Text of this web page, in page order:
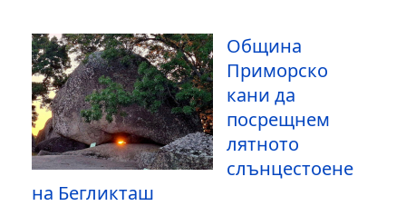
Община
Приморско
кани да
посрещнем
лятното
слънцестоене
на Бегликташ